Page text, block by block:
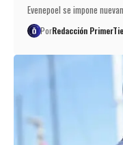
Evenepoel se impone
PorRedacción